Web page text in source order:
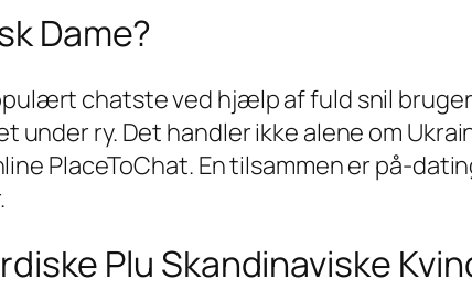
Dame?
chatste ved hjælp af fuld snil
under ry. Det handler ikke alene om
PlaceToChat. En tilsammen er på-
Plu Skandinaviske